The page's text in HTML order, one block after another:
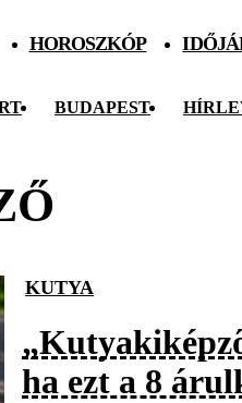
HOROSZKÓP
BUDAPEST
KUTYA
ha ezt a 8